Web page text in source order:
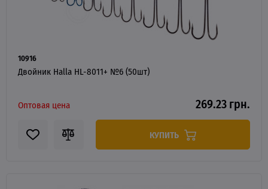
10916
Двойник Halla HL-8011+ №6 (50шт)
Оптовая цена 269.23 грн.
КУПИТЬ